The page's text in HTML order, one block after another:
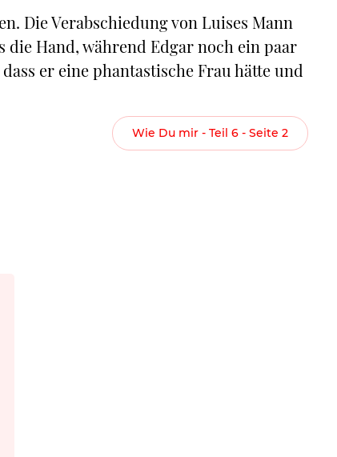
Die Verabschiedung von Luises Mann
Hand, während Edgar noch ein paar
er eine phantastische Frau hätte und
Wie Du mir - Teil 6 - Seite 2